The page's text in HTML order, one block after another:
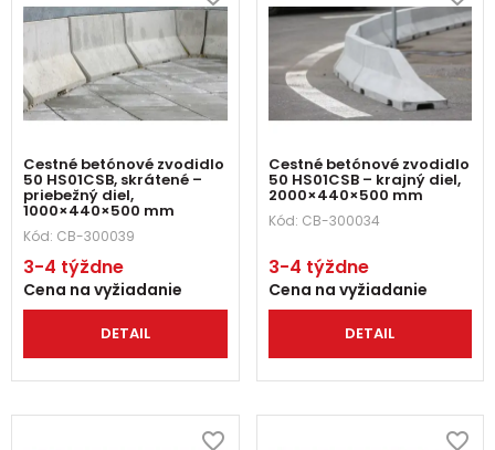
Cestné betónové zvodidlo
50 HS01CSB, skrátené –
priebežný diel,
1000×440×500 mm
Kód: CB-300039
3-4 týždne
Cena na vyžiadanie
DETAIL
Cestné betónové zvodidlo
50 HS01CSB – krajný diel,
2000×440×500 mm
Kód: CB-300034
3-4 týždne
Cena na vyžiadanie
DETAIL